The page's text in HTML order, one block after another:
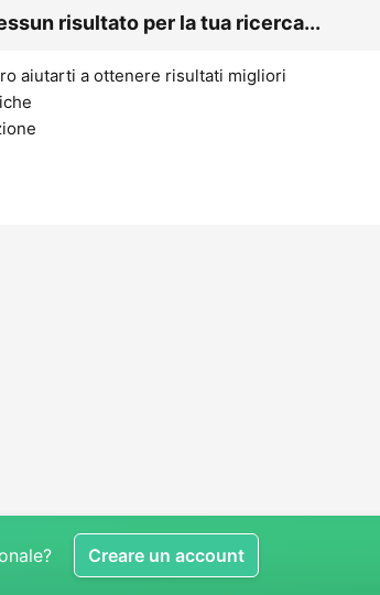
risultato per la tua ricerca...
aiutarti a ottenere risultati migliori
Creare un account